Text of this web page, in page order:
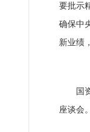
要批示
确保中
新业绩
国
座谈会